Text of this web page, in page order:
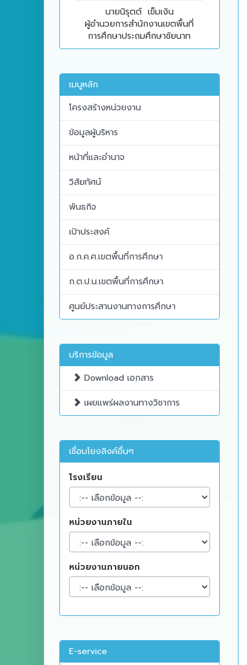
นายนิรุตต์ เข็มเงิน
ผู้อำนวยการสำนักงานเขตพื้นที่
การศึกษาประถมศึกษาชัยนาท
เมนูหลัก
โครงสร้างหน่วยงาน
ข้อมูลผู้บริหาร
หน้าที่และอำนาจ
วิสัยทัศน์
พันธกิจ
เป้าประสงค์
อ.ก.ค.ศ.เขตพื้นที่การศึกษา
ก.ต.ป.น.เขตพื้นที่การศึกษา
ศูนย์ประสานงานทางการศึกษา
บริการข้อมูล
Download เอกสาร
เผยแพร่ผลงานทางวิชาการ
เชื่อมโยงลิงค์อื่นๆ
โรงเรียน
หน่วยงานภายใน
หน่วยงานภายนอก
E-service